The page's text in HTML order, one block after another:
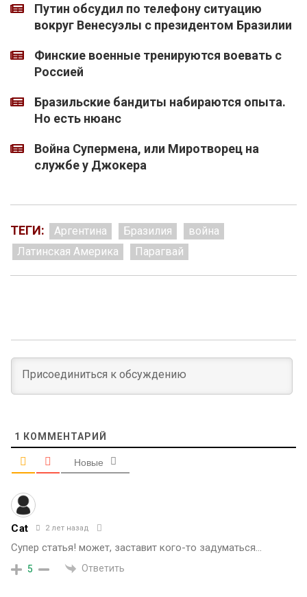
Путин обсудил по телефону ситуацию
вокруг Венесуэлы с президентом Бразилии
Финские военные тренируются воевать с
Россией
Бразильские бандиты набираются опыта.
Но есть нюанс
Война Супермена, или Миротворец на
службе у Джокера
ТЕГИ: Аргентина Бразилия
война
Латинская Америка
Парагвай
1 КОММЕНТАРИЙ
Новые
Cat 2 лет назад
Супер статья! может, заставит кого-то задуматься…
5 Ответить